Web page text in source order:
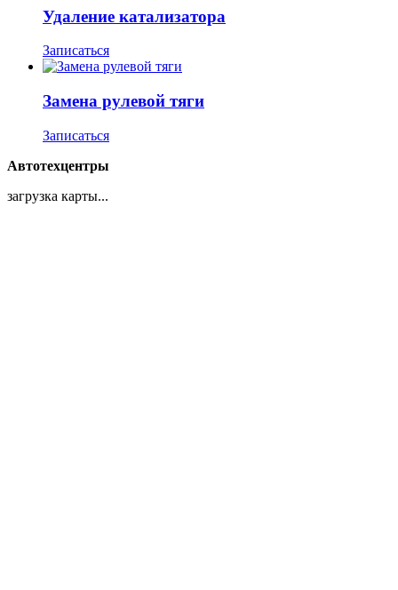
Удаление катализатора
Записаться
Замена рулевой тяги
Записаться
Автотехцентры
загрузка карты...